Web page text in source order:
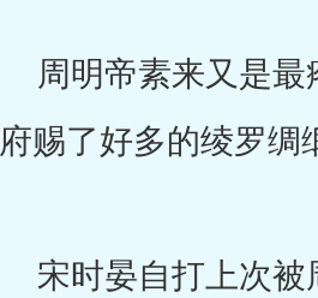
周明帝素来又是最
府赐了好多的绫罗绸
宋时晏自打上次被